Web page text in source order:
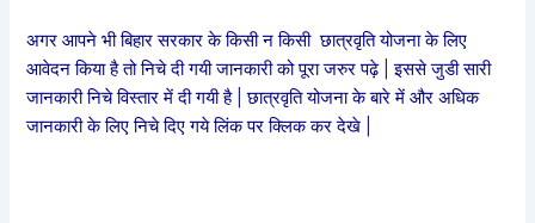
अगर आपने भी बिहार सरकार के किसी न किसी छात्रवृति योजना के लिए
आवेदन किया है तो निचे दी गयी जानकारी को पूरा जरुर पढ़े | इससे जुडी सारी
जानकारी निचे विस्तार में दी गयी है | छात्रवृति योजना के बारे में और अधिक
जानकारी के लिए निचे दिए गये लिंक पर क्लिक कर देखे |